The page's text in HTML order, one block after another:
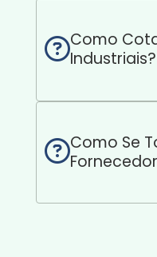
Como
Industriais?
Como Se